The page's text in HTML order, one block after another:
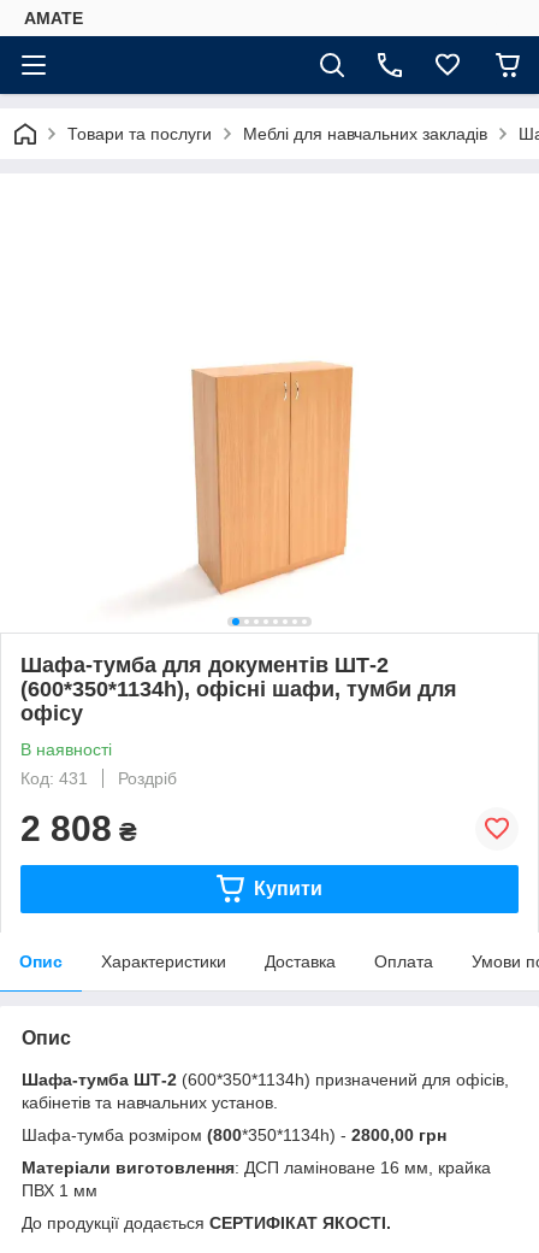
AMATE
Товари та послуги Меблі для навчальних закладів
Шафа-тумба для документів ШТ-2
(600*350*1134h), офісні шафи, тумби для
офісу
В наявності
Код: 431
Роздріб
2 808 ₴
Купити
Опис Характеристики Доставка Оплата Умови
Опис
Шафа-тумба ШТ-2 (600*350*1134h) призначений для офісів,
кабінетів та навчальних установ.
Шафа-тумба розміром (800*350*1134h) - 2800,00 грн
Матеріали виготовлення: ДСП ламіноване 16 мм, крайка
ПВХ 1 мм
До продукції додається СЕРТИФІКАТ ЯКОСТІ.